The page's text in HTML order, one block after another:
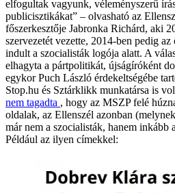
elfogultak vagyunk, véleményszerű
publicisztikákat” – olvasható az
főszerkesztője Jabronka Richárd, aki
szervezetét vezette, 2014-ben pedig
indult a szocialisták logója alatt. A
elhagyta a pártpolitikát, újságíróként
egykor Puch László érdekeltségébe
Stop.hu és Sztárklikk munkatársa is
nem tagadta , hogy az MSZP felé
oldalak, az Ellenszél azonban
már nem a szocialisták, hanem
Például az ilyen címekkel: